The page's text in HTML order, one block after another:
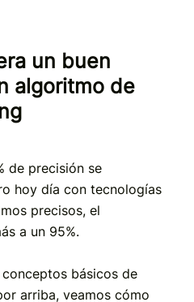
un buen
algoritmo de
de precisión se
hoy día con tecnologías
precisos, el
a un 95%.
básicos de
arriba, veamos cómo